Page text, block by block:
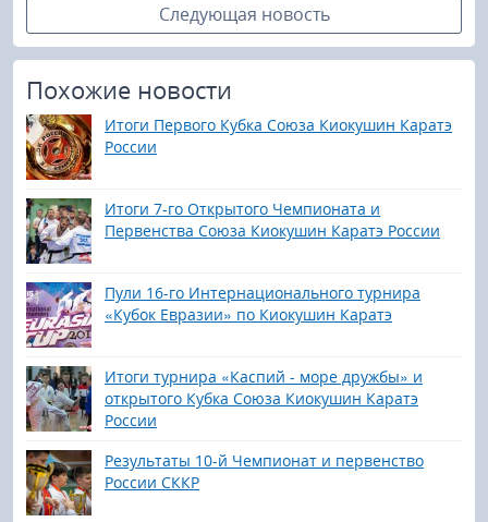
Следующая новость
Похожие новости
Итоги Первого Кубка Союза Киокушин Каратэ
России
Итоги 7-го Открытого Чемпионата и
Первенства Союза Киокушин Каратэ России
Пули 16-го Интернационального турнира
«Кубок Евразии» по Киокушин Каратэ
Итоги турнира «Каспий - море дружбы» и
открытого Кубка Союза Киокушин Каратэ
России
Результаты 10-й Чемпионат и первенство
России СККР